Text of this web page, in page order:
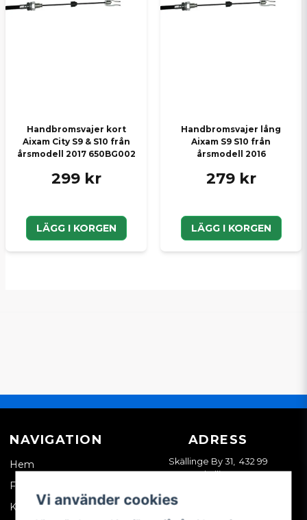
Handbromsvajer kort
Aixam City S9 & S10 från
årsmodell 2017 650BG002
299 kr
LÄGG I KORGEN
Handbromsvajer lång
Aixam S9 S10 från
årsmodell 2016
279 kr
LÄGG I KORGEN
NAVIGATION
Hem
Företagskund
Kontakta oss
ADRESS
Skällinge By 31, 432 99
Skällinge
Vi använder cookies